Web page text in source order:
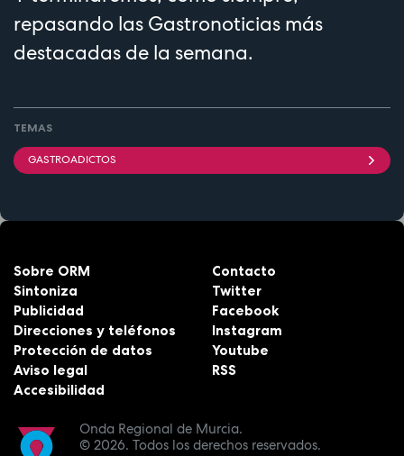
repasando las Gastronoticias más
destacadas de la semana.
TEMAS
GASTROADICTOS
Onda Regional de Murcia.
© 2026. Todos los derechos reservados.
Sobre ORM
Sintoniza
Publicidad
Direcciones y teléfonos
Protección de datos
Aviso legal
Accesibilidad
Contacto
Twitter
Facebook
Instagram
Youtube
RSS